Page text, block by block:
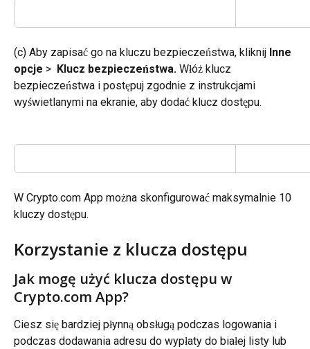
(c) Aby zapisać go na kluczu bezpieczeństwa, kliknij Inne
opcje > Klucz bezpieczeństwa. Włóż klucz
bezpieczeństwa i postępuj zgodnie z instrukcjami
wyświetlanymi na ekranie, aby dodać klucz dostępu.
W Crypto.com App można skonfigurować maksymalnie 10
kluczy dostępu.
Korzystanie z klucza dostępu
Jak mogę użyć klucza dostępu w
Crypto.com App?
Ciesz się bardziej płynną obsługą podczas logowania i
podczas dodawania adresu do wypłaty do białej listy lub